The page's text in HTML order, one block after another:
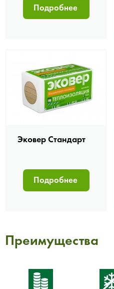
Подробнее
Эковер Стандарт
Подробнее
Преимущества